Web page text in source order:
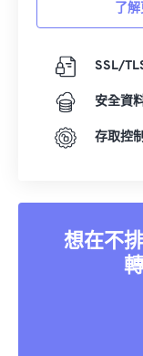
了
SSL/
安全資
存取控
想在不